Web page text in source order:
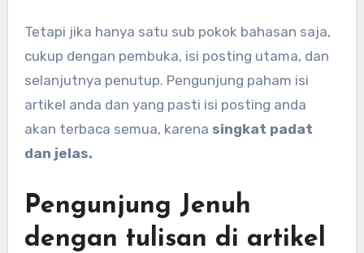
Tetapi jika hanya satu sub pokok bahasan saja,
cukup dengan pembuka, isi posting utama, dan
selanjutnya penutup. Pengunjung paham isi
artikel anda dan yang pasti isi posting anda
akan terbaca semua, karena singkat padat
dan jelas.
Pengunjung Jenuh
dengan tulisan di artikel